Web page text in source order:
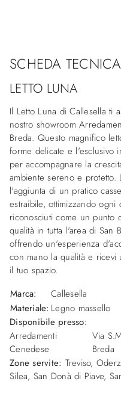
SCHEDA TECNICA
LETTO LUNA
Il Letto Luna di Callesella ti
nostro showroom
Breda. Questo magnifico
forme delicate e l'esclusivo
per accompagnare la
ambiente sereno e protetto.
l'aggiunta di un pratico
estraibile, ottimizzando ogni
riconosciuti come un punto
qualità in tutta l'area di San
offrendo un'esperienza
con mano la qualità e ricevi
il tuo spazio.
Marca:
Callesella
Materiale: Legno massello
Disponibile presso:
Arredamenti
Cenedese
Via
Breda
Zone servite: Treviso,
Silea, San Donà di Piave,